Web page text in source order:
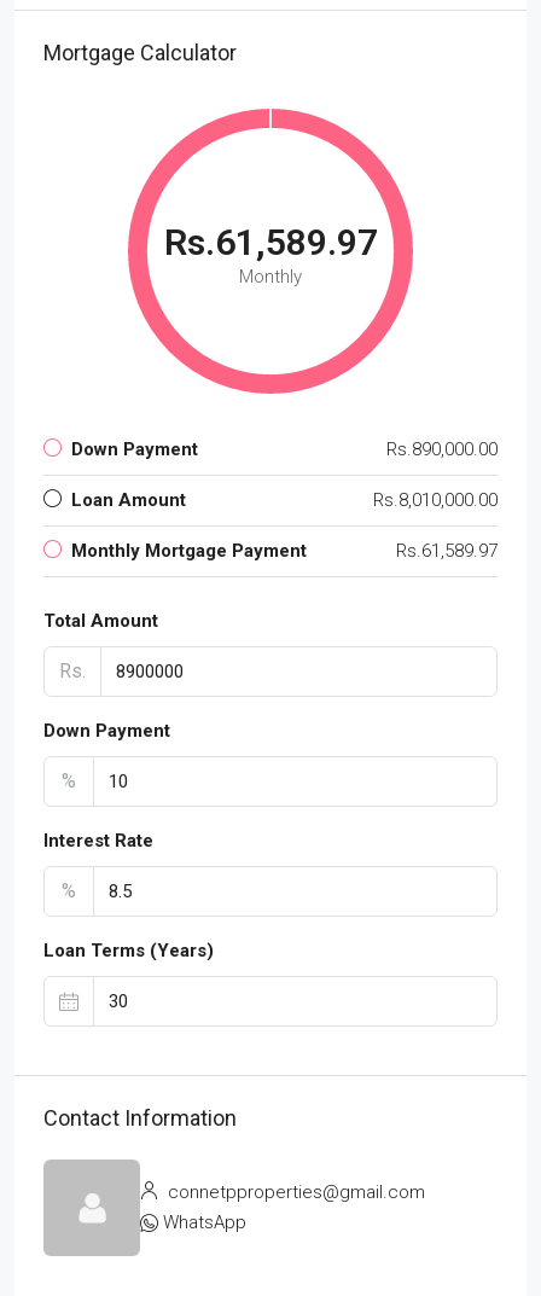
Mortgage Calculator
Rs.61,589.97
Monthly
Down Payment Rs.890,000.00
Loan Amount Rs.8,010,000.00
Monthly Mortgage Payment Rs.61,589.97
Total Amount
Rs.
Down Payment
%
Interest Rate
%
Loan Terms (Years)
Contact Information
connetpproperties@gmail.com
WhatsApp